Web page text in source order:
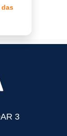
das
3